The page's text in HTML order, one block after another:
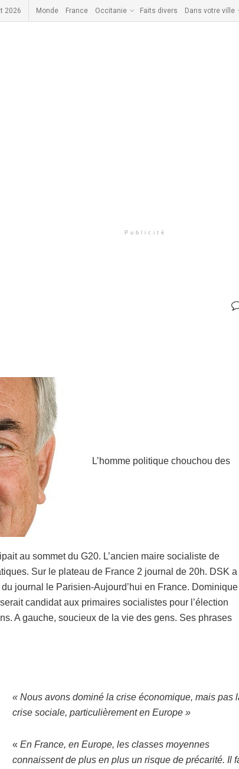
2026 Monde France Occitanie Faits divers Dans votre ville
Publicité
L’homme politique chouchou des
au sommet du G20. L’ancien maire socialiste de
Sur le plateau de France 2 journal de 20h. DSK a
journal le Parisien-Aujourd’hui en France. Dominique
candidat aux primaires socialistes pour l’élection
A gauche, soucieux de la vie des gens. Ses phrases
« Nous avons dominé la crise économique, mais pas
crise sociale, particulièrement en Europe »
« En France, en Europe, les classes moyennes
connaissent de plus en plus un risque de précarité. Il